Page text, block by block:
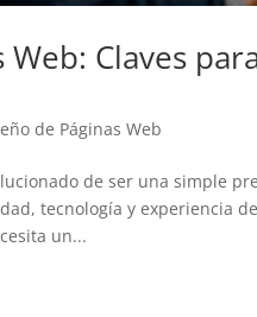
Web: Claves
de Páginas Web
de ser una simple
tecnología y experiencia
un...